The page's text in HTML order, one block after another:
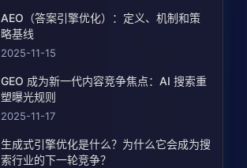
AEO（答案引擎优化）：定义、机制和策
略基线
2025-11-15
GEO 成为新一代内容竞争焦点：AI 搜索重
塑曝光规则
2025-11-17
生成式引擎优化是什么？为什么它会成为搜
索行业的下一轮竞争？